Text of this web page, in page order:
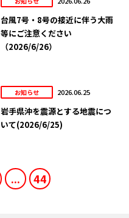
台風7号・8号の接近に伴う大雨
等にご注意ください
（2026/6/26）
お知らせ 2026.06.25
岩手県沖を震源とする地震につ
いて(2026/6/25)
... 44